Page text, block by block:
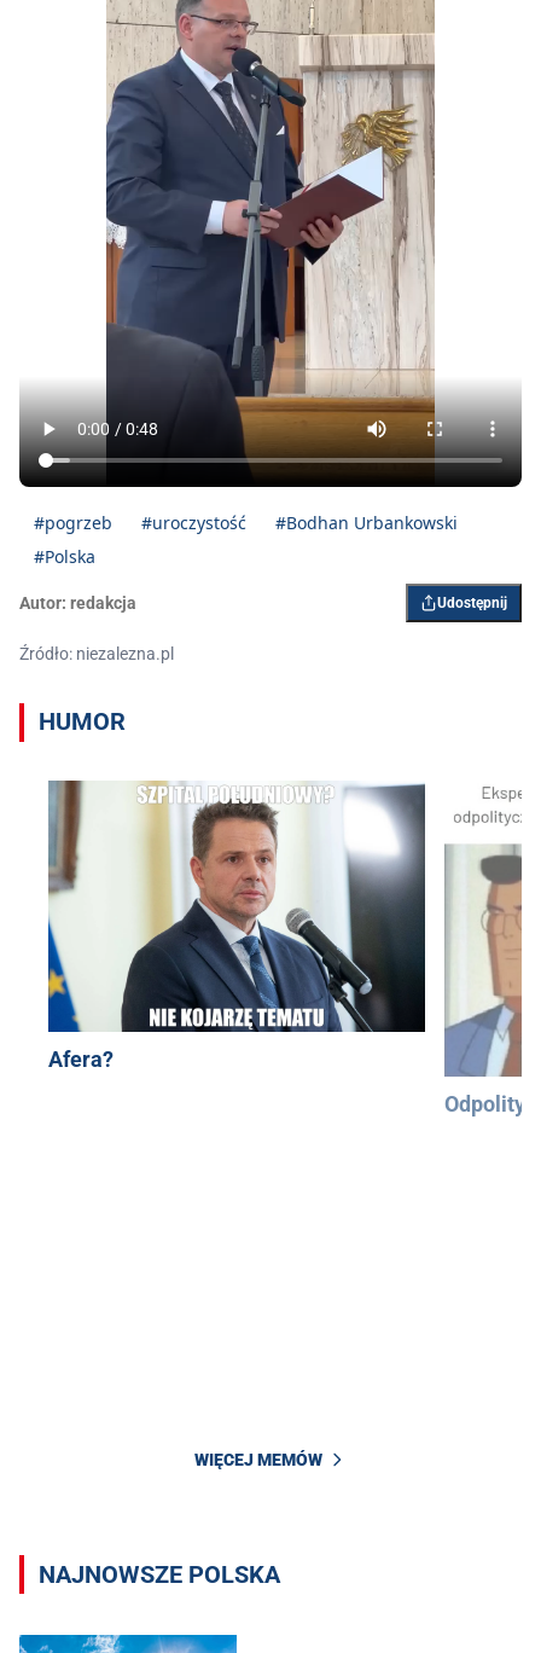
#pogrzeb #uroczystość
#Bodhan Urbankowski
#Polska
Autor: redakcja Udostępnij
Źródło: niezalezna.pl
HUMOR
Afera?
WIĘCEJ MEMÓW
NAJNOWSZE POLSKA